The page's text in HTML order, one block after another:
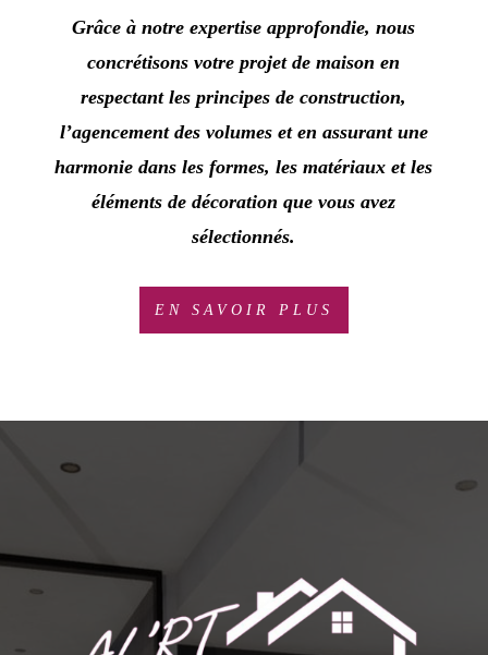
Grâce à notre expertise approfondie, nous
concrétisons votre projet de maison en
respectant les principes de construction,
l’agencement des volumes et en assurant une
harmonie dans les formes, les matériaux et les
éléments de décoration que vous avez
sélectionnés.
EN SAVOIR PLUS